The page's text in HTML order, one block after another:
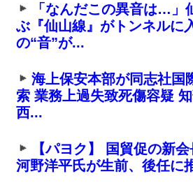
「なんだこの異音は…」
ぶ『仙山線』がトンネルに
の“音”が...
海上保安本部が同志社国
索 業務上過失致死傷容疑
西...
【パヨク】 国貿促の新
河野洋平氏が生前、後任に